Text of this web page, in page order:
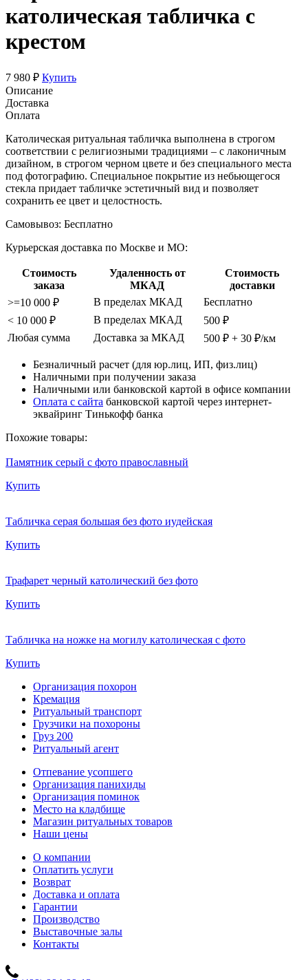
католическая табличка с
крестом
7 980 ₽ Купить
Описание
Доставка
Оплата
Католическая ритуальная табличка выполнена в строгом
соответствии с религиозными традициями – с лаконичным
дизайном, в строгом черном цвете и без специального места
под фотографию. Специальное покрытие из небьющегося
стекла придает табличке эстетичный вид и позволяет
сохранить ее цвет и целостность.
Самовывоз: Бесплатно
Курьерская доставка по Москве и МО:
Стоимость
заказа
Удаленность от
МКАД
Стоимость
доставки
>=10 000 ₽
В пределах МКАД
Бесплатно
< 10 000 ₽
В пределах МКАД
500 ₽
Любая сумма
Доставка за МКАД 500 ₽ + 30 ₽/км
Безналичный расчет (для юр.лиц, ИП, физ.лиц)
Наличными при получении заказа
Наличными или банковской картой в офисе компании
Оплата с сайта банковской картой через интернет-
эквайринг Тинькофф банка
Похожие товары:
Памятник серый с фото православный
Купить
Табличка серая большая без фото иудейская
Купить
Трафарет черный католический без фото
Купить
Табличка на ножке на могилу католическая с фото
Купить
Организация похорон
Кремация
Ритуальный транспорт
Грузчики на похороны
Груз 200
Ритуальный агент
Отпевание усопшего
Организация панихиды
Организация поминок
Место на кладбище
Магазин ритуальных товаров
Наши цены
О компании
Оплатить услуги
Возврат
Доставка и оплата
Гарантии
Производство
Выставочные залы
Контакты